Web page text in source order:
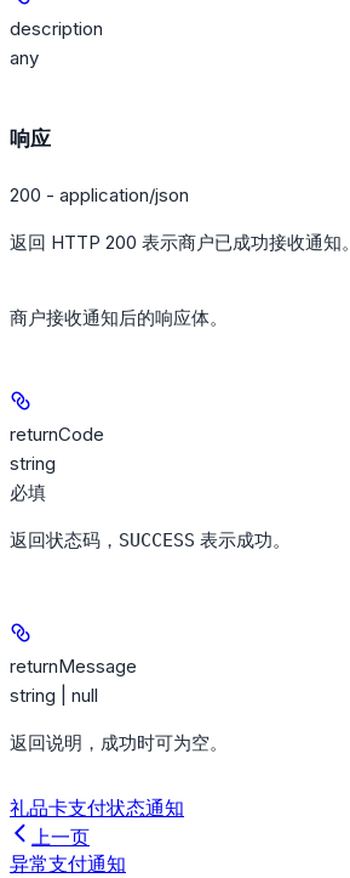
description
any
响应
200 - application/json
返回 HTTP 200 表示商户已成功接收通知。
商户接收通知后的响应体。
returnCode
string
必填
返回状态码， SUCCESS 表示成功。
returnMessage
string | null
返回说明，成功时可为空。
礼品卡支付状态通知
上一页
异常支付通知